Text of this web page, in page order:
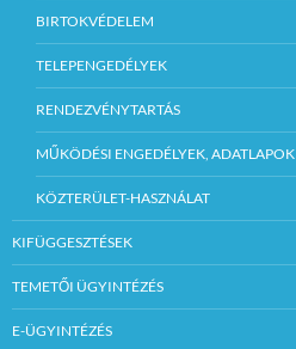
BIRTOKVÉDELEM
TELEPENGEDÉLYEK
RENDEZVÉNYTARTÁS
MŰKÖDÉSI ENGEDÉLYEK, ADATLAPOK
KÖZTERÜLET-HASZNÁLAT
KIFÜGGESZTÉSEK
TEMETŐI ÜGYINTÉZÉS
E-ÜGYINTÉZÉS